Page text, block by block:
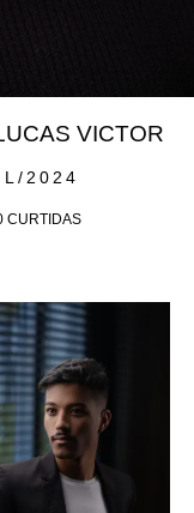
2024
VICTOR
CURTIDAS